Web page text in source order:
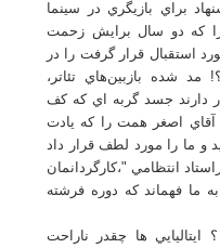
براي بازيگري در سينما
را که دو سال برايش زحمت
بوديم و در جشنواره فجر89 مورد استقبال قرار گرفت را در
مد شده بازبين‌هاي تئاتر،
دارند جسد گربه اي که کف
آقاي اصغر همت را که يادت
ما را مورد لطف قرار داد
انتظامي "،کارگردانمان
ما فهماند که دوره فرشته
ها چقدر ناراحت